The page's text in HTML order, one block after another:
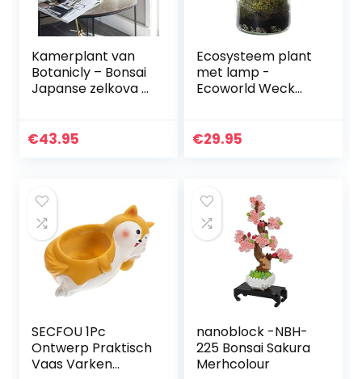
Kamerplant van
Botanicly – Bonsai
Japanse zelkova –
Serrata
€43.95
Ecosysteem plant
met lamp -
Ecoworld Weck
Ginseng – Ø10,5
€29.95
SECFOU 1Pc
Ontwerp Praktisch
Vaas Varken
nanoblock -NBH-
225 Bonsai Sakura
Merhcolour